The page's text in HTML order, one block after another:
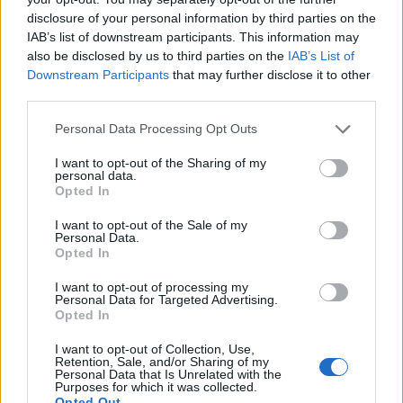
disclosure of your personal information by third parties on the
IAB’s list of downstream participants. This information may
also be disclosed by us to third parties on the IAB’s List of
Downstream Participants that may further disclose it to other
Personal Data Processing Opt Outs
I want to opt-out of the Sharing of my
personal data.
Opted In
I want to opt-out of the Sale of my
Personal Data.
Opted In
I want to opt-out of processing my
Personal Data for Targeted Advertising.
Opted In
I want to opt-out of Collection, Use,
Retention, Sale, and/or Sharing of my
Personal Data that Is Unrelated with the
Purposes for which it was collected.
Correlati
ALESSANDRIA: La
Coldiretti lancia
l’86% della spesa”
La Coldiretti lancia
l’allarme: “un litro di
benzina verde costa di
di un chilo di pasta e
aumentano i prezzi.”
Con benzina, trasporti
e logistica che incidono
complessivamente per
circa un terzo sui costi
infatti, secondo la
Coldiretti, l’effetto…
9 Gennaio 2012
In "Alessandria"
Secondo Coldiretti
gasolio, benzina e
maggiori rincari in
Il prezzo del pieno per
93 euro per effetto
mentre il nuovo record
del gasolio per
spesa in un Paese
dove l’88 per cento
delle merci viaggia su
In "Alessandria"
ALESSANDRIA: Il caro
delle famiglie. Analisi
della Coldiretti
Pesano anche sul